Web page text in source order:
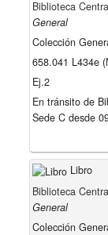
Biblioteca
General
Colección
658.041 L434e (
Ej.2
En tránsito de
Sede C desde
Libro
Biblioteca
General
Colección